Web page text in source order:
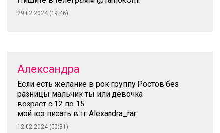
29.02.2024 (19:46)
Александра
Если есть желание в рок группу Ростов без
разницы мальчик ты или девочка
возраст с 12 по 15
мой юз писать в тг Alexandra_rar
12.02.2024 (00:31)